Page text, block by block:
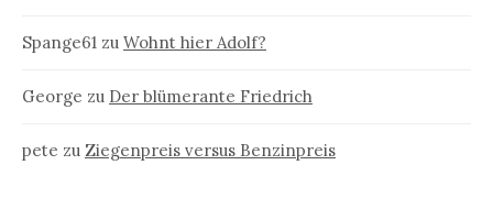
Spange61 zu Wohnt hier Adolf?
George zu Der blümerante Friedrich
pete zu Ziegenpreis versus Benzinpreis